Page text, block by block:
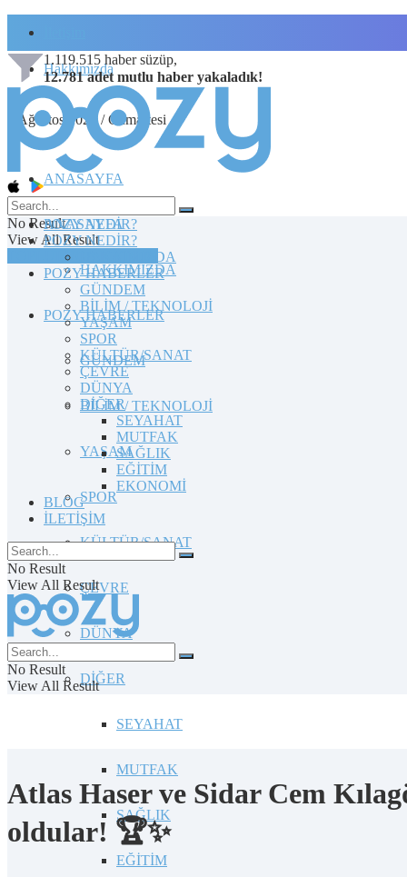
Hakkımızda
8 Ağustos 2026 / Cumartesi
1.119.515 haber süzüp,
12.781 adet mutlu haber yakaladık!
No Result
View All Result
TOPLULUĞA KATILIN
ANASAYFA
POZY NEDİR?
HAKKIMIZDA
POZY HABERLER
GÜNDEM
BİLİM / TEKNOLOJİ
YAŞAM
SPOR
KÜLTÜR/SANAT
ÇEVRE
DÜNYA
DİĞER
SEYAHAT
MUTFAK
SAĞLIK
EĞİTİM
ANASAYFA
POZY NEDİR?
HAKKIMIZDA
POZY HABERLER
GÜNDEM
BİLİM / TEKNOLOJİ
YAŞAM
SPOR
KÜLTÜR/SANAT
ÇEVRE
DÜNYA
DİĞER
SEYAHAT
MUTFAK
SAĞLIK
EĞİTİM
EKONOMİ
BLOG
İLETİŞİM
No Result
View All Result
No Result
View All Result
Atlas Haser ve Sidar Cem
oldular! 🏆✨